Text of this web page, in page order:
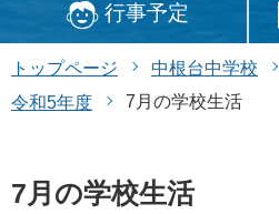
行事予定
トップページ 中根台中学校
令和5年度
7月の学校生活
7月の学校生活